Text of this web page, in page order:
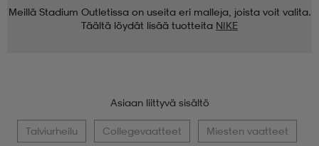
Meillä Stadium Outletissa on useita eri malleja, joista voit valita.
Täältä löydät lisää tuotteita NIKE
Asiaan liittyvä sisältö
Talviurheilu Collegevaatteet Miesten vaatteet